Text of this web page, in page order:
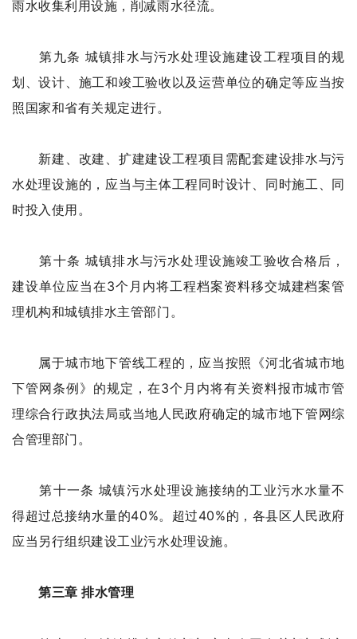
雨水收集利用设施，削减雨水径流。
第九条 城镇排水与污水处理设施建设工程项目的规
划、设计、施工和竣工验收以及运营单位的确定等应当按
照国家和省有关规定进行。
新建、改建、扩建建设工程项目需配套建设排水与污
水处理设施的，应当与主体工程同时设计、同时施工、同
时投入使用。
第十条 城镇排水与污水处理设施竣工验收合格后，
建设单位应当在3个月内将工程档案资料移交城建档案管
理机构和城镇排水主管部门。
属于城市地下管线工程的，应当按照《河北省城市地
下管网条例》的规定，在3个月内将有关资料报市城市管
理综合行政执法局或当地人民政府确定的城市地下管网综
合管理部门。
第十一条 城镇污水处理设施接纳的工业污水水量不
得超过总接纳水量的40%。超过40%的，各县区人民政府
应当另行组织建设工业污水处理设施。
第三章 排水管理